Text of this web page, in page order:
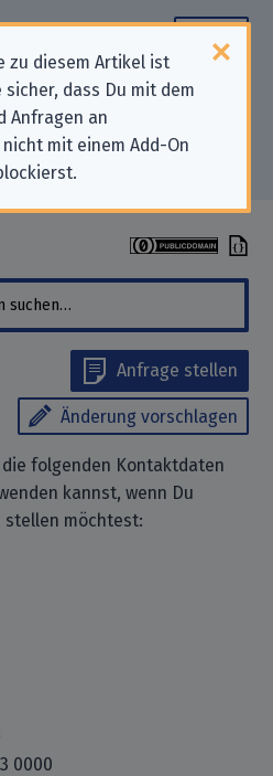
zu diesem Artikel ist
dass Du mit dem
Anfragen an
mit einem Add-On
für
LLC“
Anfrage stellen
Änderung vorschlagen
die folgenden Kontaktdaten
kannst, wenn Du
stellen möchtest:
0000